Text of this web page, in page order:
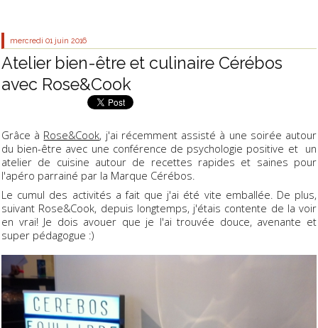
mercredi 01 juin 2016
Atelier bien-être et culinaire Cérébos
avec Rose&Cook
Grâce à Rose&Cook, j'ai récemment assisté à une soirée autour
du bien-être avec une conférence de psychologie positive et un
atelier de cuisine autour de recettes rapides et saines pour
l'apéro parrainé par la Marque Cérébos.
Le cumul des activités a fait que j'ai été vite emballée. De plus,
suivant Rose&Cook, depuis longtemps, j'étais contente de la voir
en vrai! Je dois avouer que je l'ai trouvée douce, avenante et
super pédagogue :)